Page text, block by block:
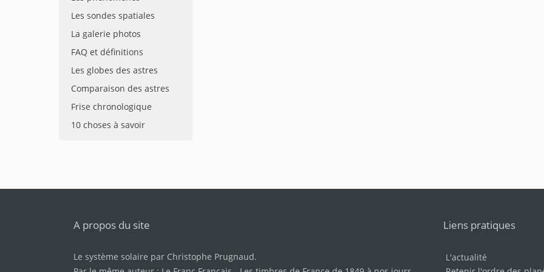
Les sondes spatiales
La galerie photos
FAQ et définitions
Les globes des astres
Comparaison des astres
Frise chronologique
10 choses à savoir
A propos du site
Le système solaire par Christophe Prugnaud.
Liens pratiques
L'actualité